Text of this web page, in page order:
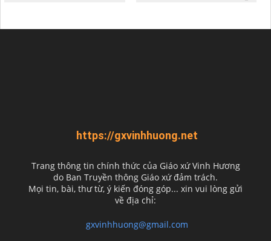
https://gxvinhhuong.net
Trang thông tin chính thức của Giáo xứ Vinh Hương
do Ban Truyền thông Giáo xứ đảm trách.
Mọi tin, bài, thư từ, ý kiến đóng góp... xin vui lòng gửi
về địa chỉ:
gxvinhhuong@gmail.com